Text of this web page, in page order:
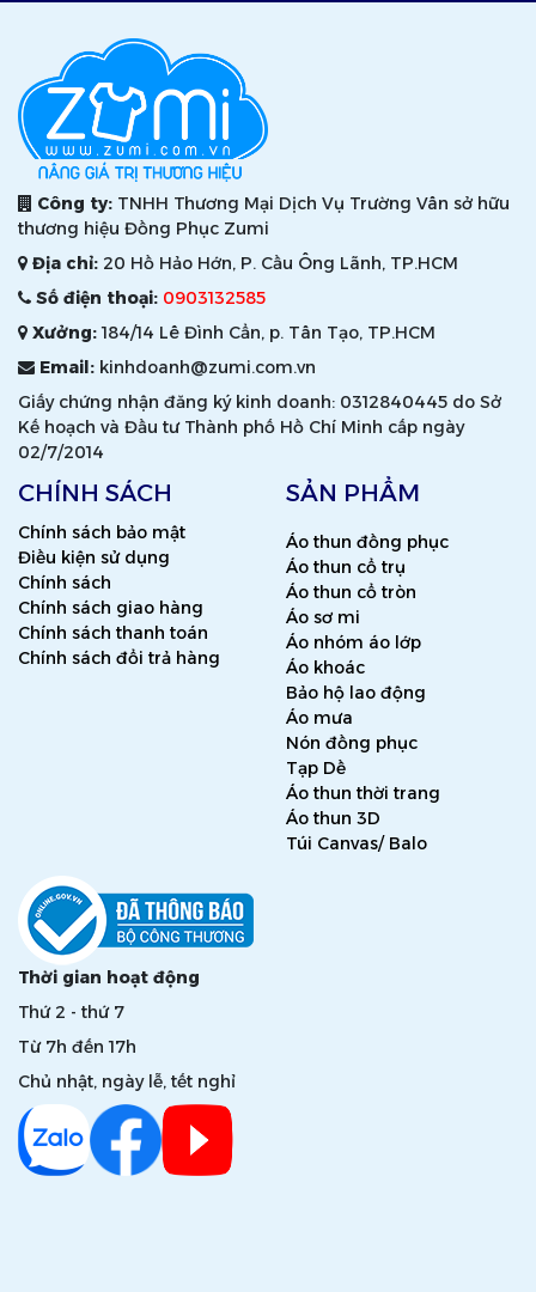
Công ty: TNHH Thương Mại Dịch Vụ Trường Vân sở hữu
thương hiệu Đồng Phục Zumi
Địa chỉ: 20 Hồ Hảo Hớn, P. Cầu Ông Lãnh, TP.HCM
Số điện thoại: 0903132585
Xưởng:184/14 Lê Đình Cẩn, p. Tân Tạo, TP.HCM
Email: kinhdoanh@zumi.com.vn
Giấy chứng nhận đăng ký kinh doanh: 0312840445 do Sở
Kế hoạch và Đầu tư Thành phố Hồ Chí Minh cấp ngày
02/7/2014
CHÍNH SÁCH
Chính sách bảo mật
Điều kiện sử dụng
Chính sách
Chính sách giao hàng
Chính sách thanh toán
Chính sách đổi trả hàng
SẢN PHẨM
Áo thun đồng phục
Áo thun cổ trụ
Áo thun cổ tròn
Áo sơ mi
Áo nhóm áo lớp
Áo khoác
Bảo hộ lao động
Áo mưa
Nón đồng phục
Tạp Dề
Áo thun thời trang
Áo thun 3D
Túi Canvas/ Balo
Thời gian hoạt động
Thứ 2 - thứ 7
Từ 7h đến 17h
Chủ nhật, ngày lễ, tết nghỉ